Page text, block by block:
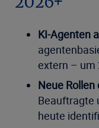
KI-Agenten
extern – um
Neue
Beauftragte
heute